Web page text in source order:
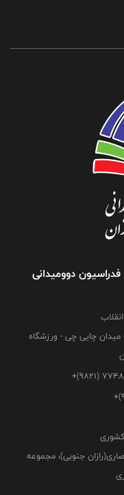
دوومیدانی
- میدان چایی چی - ورزشگاه
+(9821)
جنوبی)، مجموعه